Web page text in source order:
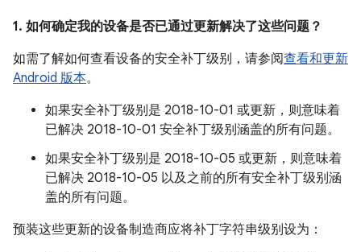
1. 如何确定我的设备是否已通过更新解决了这些问题？
如需了解如何查看设备的安全补丁级别，请参阅查看和更新
Android 版本。
如果安全补丁级别是 2018-10-01 或更新，则意味着
已解决 2018-10-01 安全补丁级别涵盖的所有问题。
如果安全补丁级别是 2018-10-05 或更新，则意味着
已解决 2018-10-05 以及之前的所有安全补丁级别涵
盖的所有问题。
预装这些更新的设备制造商应将补丁字符串级别设为：